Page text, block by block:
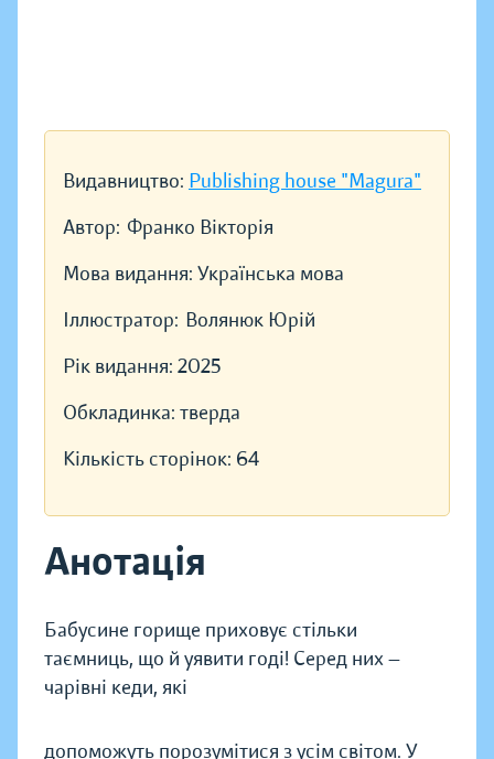
Видавництво: Publishing house "Magura"
Автор: Франко Вікторія
Мова видання: Українська мова
Іллюстратор: Волянюк Юрій
Рік видання: 2025
Обкладинка: тверда
Кількість сторінок: 64
Анотація
Бабусине горище приховує стільки
таємниць, що й уявити годі! Серед них —
чарівні кеди, які
допоможуть порозумітися з усім світом. У